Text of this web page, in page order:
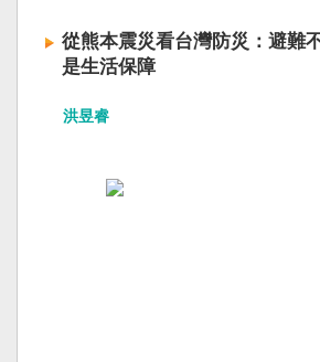
從熊本震災看台灣防災：避難
是生活保障
洪昱睿